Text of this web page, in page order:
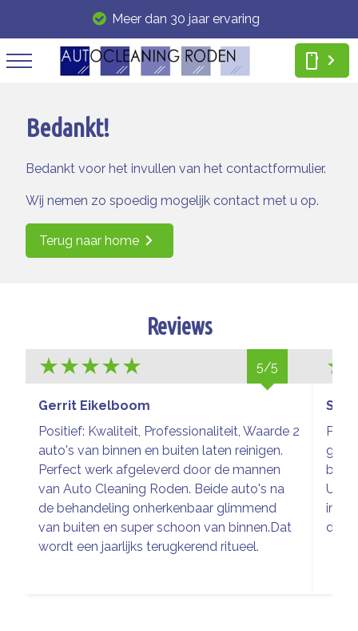
smartphone
Meer dan 30 jaar ervaring
Bedankt!
Bedankt voor het invullen van het contactformulier.
Wij nemen zo spoedig mogelijk contact met u op.
Terug naar home
Reviews
5/5
Gerrit Eikelboom
Positief: Kwaliteit, Professionaliteit, Waarde 2
auto's van binnen en buiten laten reinigen.
Perfect werk afgeleverd door de mannen
van Auto Cleaning Roden. Beide auto's na
de behandeling onherkenbaar glimmend
van buiten en super schoon van binnen.Dat
wordt een jaarlijks terugkerend ritueel.
de